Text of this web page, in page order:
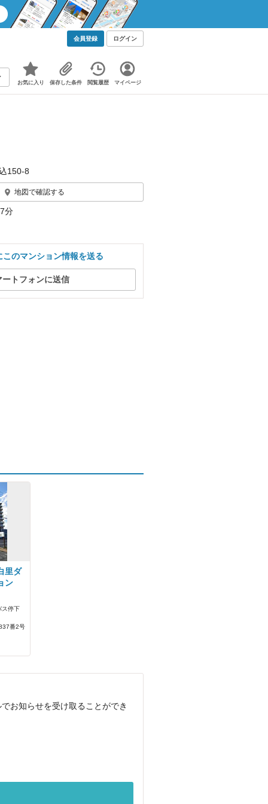
会員登録 ログイン
お気に入り 保存した条件 閲覧履歴 マイページ
150‐8
地図で確認する
分
のマンション情報を送る
トフォンに送信
里ダ
ン
ス停下
番2号
お知らせを受け取ることができ